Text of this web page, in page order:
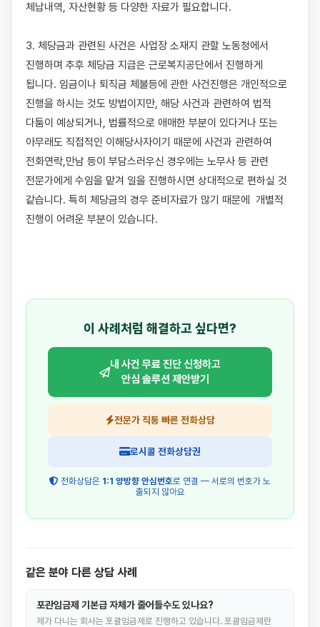
체납내역, 자산현황 등 다양한 자료가 필요합니다.
3. 체당금과 관련된 사건은 사업장 소재지 관할 노동청에서
진행하며 추후 체당금 지급은 근로복지공단에서 진행하게
됩니다. 임금이나 퇴직금 체불등에 관한 사건진행은 개인적으로
진행을 하시는 것도 방법이지만, 해당 사건과 관련하여 법적
다툼이 예상되거나, 법률적으로 애매한 부분이 있다거나 또는
아무래도 직접적인 이해당사자이기 때문에 사건과 관련하여
전화연락,만남 등이 부담스러우신 경우에는 노무사 등 관련
전문가에게 수임을 맡겨 일을 진행하시면 상대적으로 편하실 것
같습니다. 특히 체당금의 경우 준비자료가 많기 때문에  개별적
진행이 어려운 부분이 있습니다.
이 사례처럼 해결하고 싶다면?
내 사건 무료 진단 신청하고
안심 솔루션 제안받기
전문가 직통 빠른 전화상담
로시콜 전화상담권
전화상담은 1:1 양방향 안심번호로 연결 — 서로의 번호가 노
출되지 않아요
같은 분야 다른 상담 사례
포관임금제 기본급 자체가 줄어들수도 있나요?
제가 다니는 회사는 포괄임금제로 진행하고 있습니다. 포괄임금제란